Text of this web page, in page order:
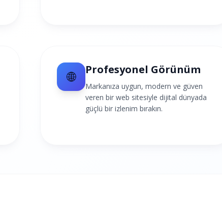
🌐 Profesyonel Görünüm
Markanıza uygun, modern ve güven
veren bir web sitesiyle dijital dünyada
güçlü bir izlenim bırakın.